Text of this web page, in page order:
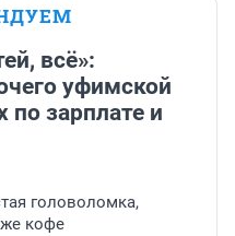
всё»:
уфимской
по зарплате и
головоломка,
кофе